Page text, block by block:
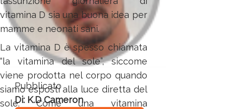
Pubblicato
Di: K.D Cameron
vitamina D sia una buona idea per
mamme e neonati sani.
La vitamina D è spesso chiamata
“la vitamina del sole”, siccome
viene prodotta nel corpo quando
siamo esposti alla luce diretta del
sole. Come una vitamina